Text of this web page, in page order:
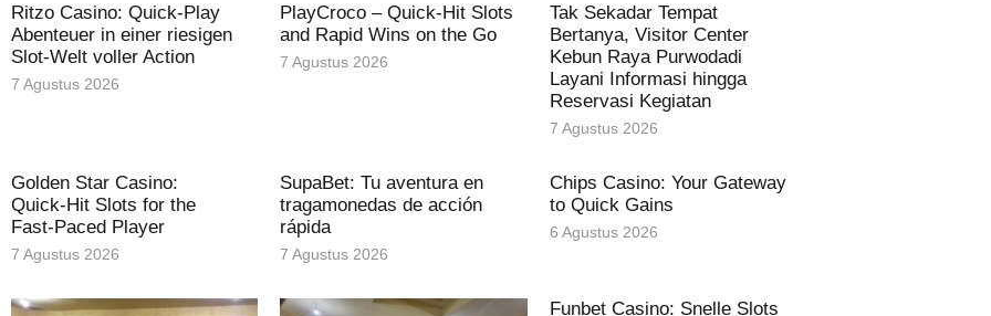
Ritzo Casino: Quick‑Play
Abenteuer in einer riesigen
Slot‑Welt voller Action
7 Agustus 2026
PlayCroco – Quick‑Hit Slots
and Rapid Wins on the Go
7 Agustus 2026
Tak Sekadar Tempat
Bertanya, Visitor Center
Kebun Raya Purwodadi
Layani Informasi hingga
Reservasi Kegiatan
7 Agustus 2026
Golden Star Casino:
Quick‑Hit Slots for the
Fast‑Paced Player
7 Agustus 2026
SupaBet: Tu aventura en
tragamonedas de acción
rápida
7 Agustus 2026
Chips Casino: Your Gateway
to Quick Gains
6 Agustus 2026
Funbet Casino: Snelle Slots